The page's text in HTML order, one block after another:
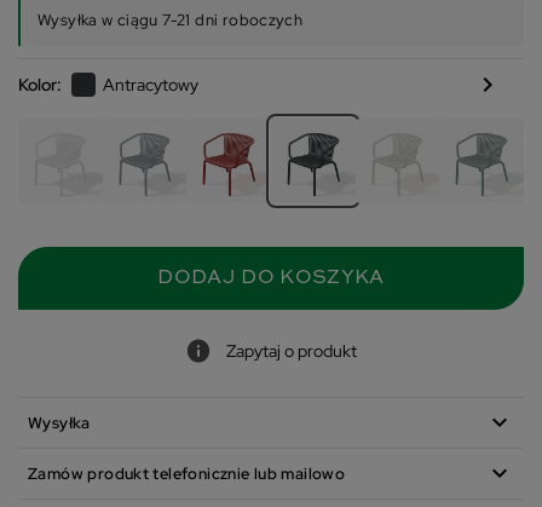
Wysyłka w ciągu 7-21 dni roboczych
Kolor: Antracytowy chevron_right
DODAJ DO KOSZYKA
Zapytaj o produkt
Wysyłka expand_more
Zamów produkt telefonicznie lub mailowo expand_more